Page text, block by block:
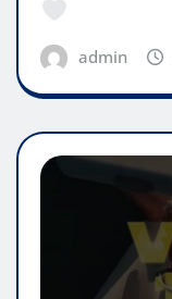
admin